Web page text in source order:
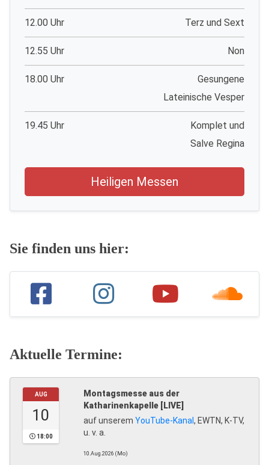
12.00 Uhr Terz und Sext
12.55 Uhr Non
18.00 Uhr
Gesungene
Lateinische Vesper
19.45 Uhr
Komplet und
Salve Regina
Heiligen Messen
Sie finden uns hier:
Aktuelle Termine:
AUG
10
18:00
Montagsmesse aus der
Katharinenkapelle [LIVE]
auf unserem YouTube-Kanal, EWTN, K-TV,
u. v. a.
10.Aug.2026 (Mo)